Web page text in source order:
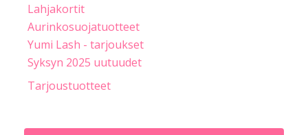
Lahjakortit
Aurinkosuojatuotteet
Yumi Lash - tarjoukset
Syksyn 2025 uutuudet
Tarjoustuotteet